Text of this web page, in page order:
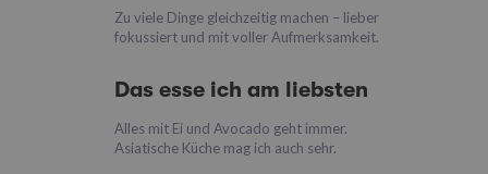
Zu viele Dinge gleichzeitig machen – lieber
fokussiert und mit voller Aufmerksamkeit.
Das esse ich am liebsten
Alles mit Ei und Avocado geht immer.
Asiatische Küche mag ich auch sehr.